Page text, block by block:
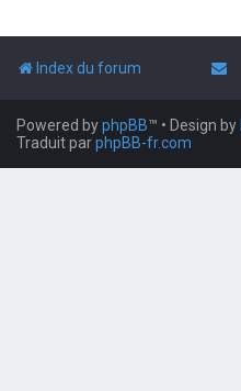
Index du forum
Powered byphpBB™ • Design by
Traduit parphpBB-fr.com